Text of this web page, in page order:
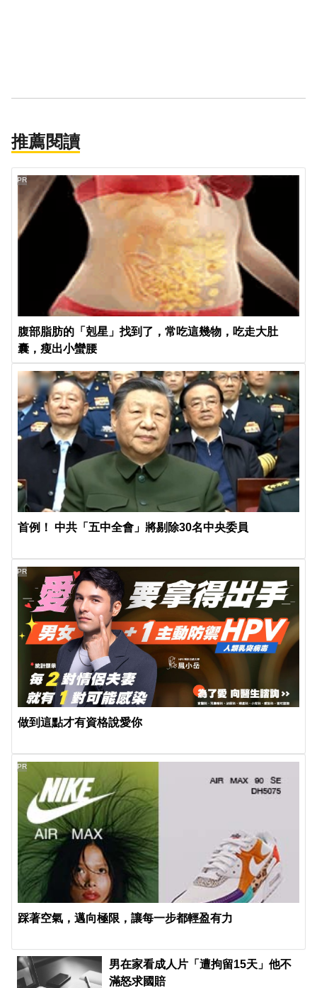
推薦閱讀
腹部脂肪的「剋星」找到了，常吃這幾物，吃走大肚
囊，瘦出小蠻腰
PR
首例！ 中共「五中全會」將剔除30名中央委員
做到這點才有資格說愛你
PR
踩著空氣，邁向極限，讓每一步都輕盈有力
PR
男在家看成人片「遭拘留15天」他不
滿怒求國賠